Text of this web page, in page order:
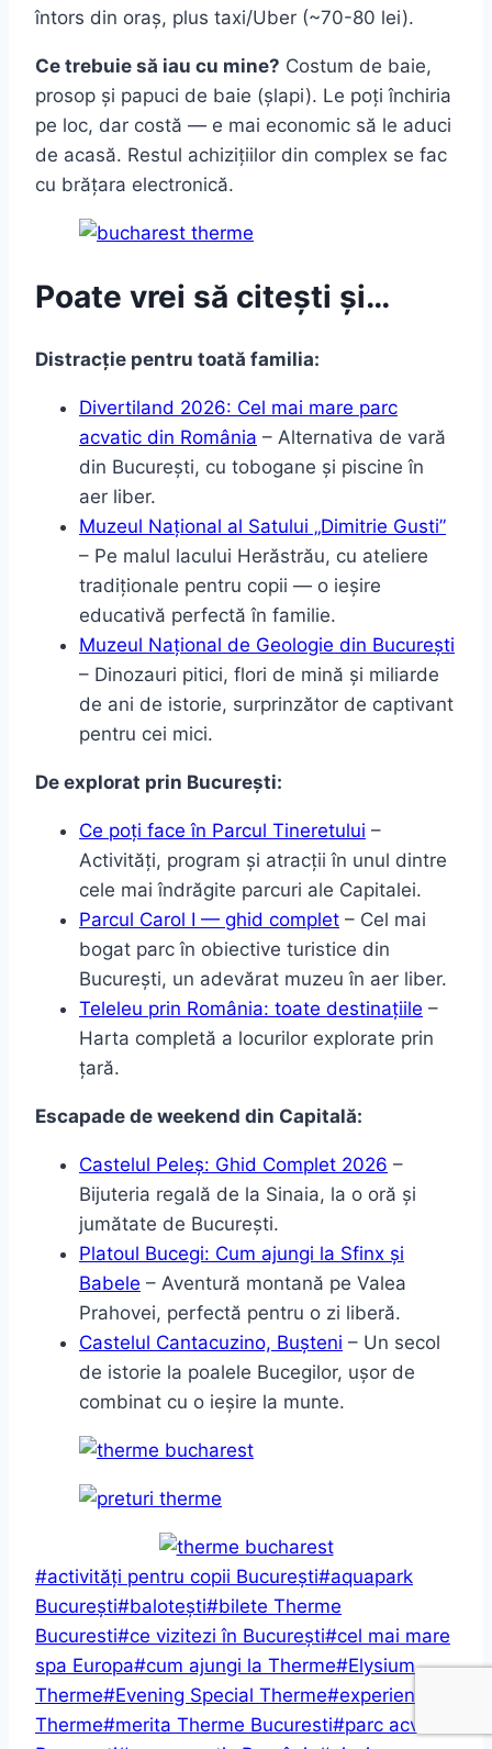
întors din oraș, plus taxi/Uber (~70-80 lei).
Ce trebuie să iau cu mine? Costum de baie,
prosop și papuci de baie (șlapi). Le poți închiria
pe loc, dar costă — e mai economic să le aduci
de acasă. Restul achizițiilor din complex se fac
cu brățara electronică.
Poate vrei să citești și…
Distracție pentru toată familia:
Divertiland 2026: Cel mai mare parc
acvatic din România – Alternativa de vară
din București, cu tobogane și piscine în
aer liber.
Muzeul Național al Satului „Dimitrie Gusti”
– Pe malul lacului Herăstrău, cu ateliere
tradiționale pentru copii — o ieșire
educativă perfectă în familie.
Muzeul Național de Geologie din București
– Dinozauri pitici, flori de mină și miliarde
de ani de istorie, surprinzător de captivant
pentru cei mici.
De explorat prin București:
Ce poți face în Parcul Tineretului –
Activități, program și atracții în unul dintre
cele mai îndrăgite parcuri ale Capitalei.
Parcul Carol I — ghid complet – Cel mai
bogat parc în obiective turistice din
București, un adevărat muzeu în aer liber.
Teleleu prin România: toate destinațiile –
Harta completă a locurilor explorate prin
țară.
Escapade de weekend din Capitală:
Castelul Peleș: Ghid Complet 2026 –
Bijuteria regală de la Sinaia, la o oră și
jumătate de București.
Platoul Bucegi: Cum ajungi la Sfinx și
Babele – Aventură montană pe Valea
Prahovei, perfectă pentru o zi liberă.
Castelul Cantacuzino, Bușteni – Un secol
de istorie la poalele Bucegilor, ușor de
combinat cu o ieșire la munte.
Post
Tags:
#activități pentru copii București#aquapark
București#balotești#bilete Therme
Bucuresti#ce vizitezi în București#cel mai mare
spa Europa#cum ajungi la Therme#Elysium
Therme#Evening Special Therme#experiență
Therme#merita Therme Bucuresti#parc acvatic